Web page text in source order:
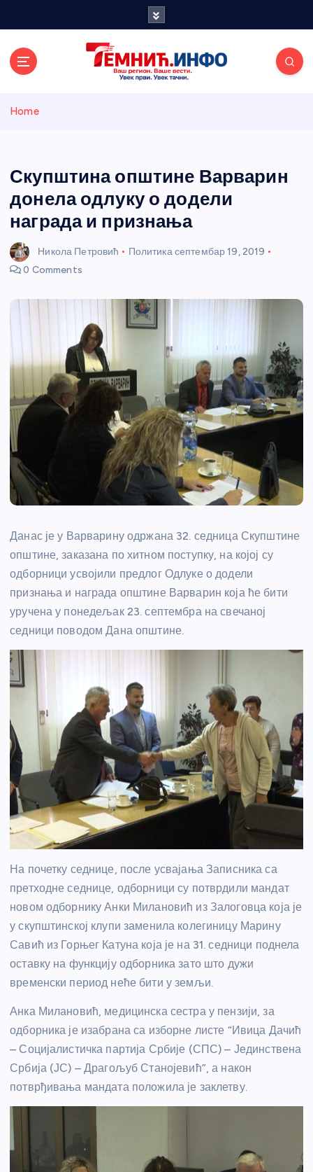
и портал
Home
Скупштина општине Варварин
донела одлуку о додели
награда и признања
Никола Петровић Политикасептембар 19, 2019
0 Comments
Данас је у Варварину одржана 32. седница Скупштине
општине, заказана по хитном поступку, на којој су
одборници усвојили предлог Одлуке о додели
признања и награда општине Варварин која ће бити
уручена у понедељак 23. септембра на свечаној
седници поводом Дана општине.
На почетку седнице, после усвајања Записника са
претходне седнице, одборници су потврдили мандат
новом одборнику Анки Милановић из Залоговца која је
у скупштинској клупи заменила колегиницу Марину
Савић из Горњег Катуна која је на 31. седници поднела
оставку на функцију одборника зато што дужи
временски период неће бити у земљи.
Анка Милановић, медицинска сестра у пензији, за
одборника је изабрана са изборне листе “Ивица Дачић
– Социјалистичка партија Србије (СПС) – Јединствена
Србија (ЈС) – Драгољуб Станојевић”, а након
потврђивања мандата положила је заклетву.